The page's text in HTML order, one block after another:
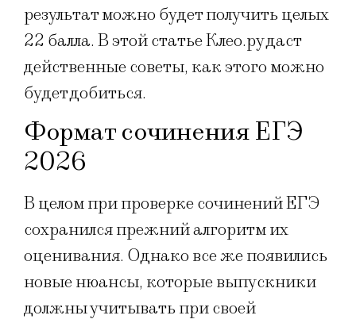
результат можно будет получить целых
22 балла. В этой статье Клео.ру даст
действенные советы, как этого можно
будет добиться.
Формат сочинения ЕГЭ
2026
В целом при проверке сочинений ЕГЭ
сохранился прежний алгоритм их
оценивания. Однако все же появились
новые нюансы, которые выпускники
должны учитывать при своей